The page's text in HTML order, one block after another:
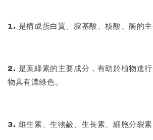
1. 是構成蛋白質、胺基酸、核酸、酶的主
2. 是葉綠素的主要成分，有助於植物進
物具有濃綠色。
3. 維生素、生物鹼、生長素、細胞分裂素